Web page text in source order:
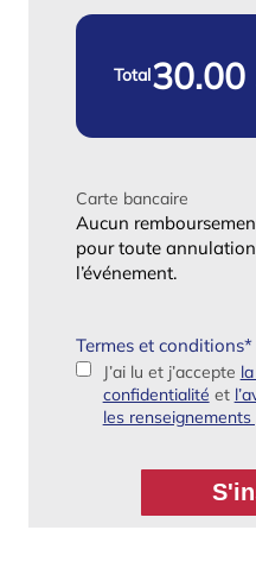
Total
Carte bancaire
Aucun
pour toute
l’événement.
Termes et conditions*
J’ai lu et j’accepte
confidentialité et
les